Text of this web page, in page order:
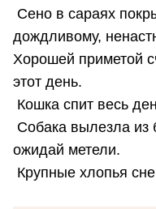
Сено в сараях
дождливому,
Хорошей приметой
этот день.
Кошка спит весь
Собака вылезла из
ожидай метели.
Крупные хлопья